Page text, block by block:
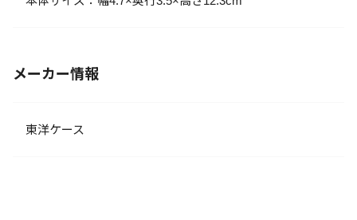
メーカー情報
東洋ケース